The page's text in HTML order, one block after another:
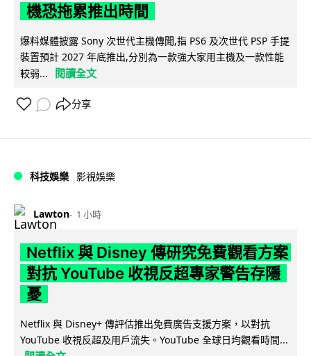
機恐拖累推出時間
爆料媒體披露 Sony 次世代主機傳聞,指 PS6 及次世代 PSP 手提
裝置預計 2027 年底推出,分別為一款強大家用主機及一款性能
較弱...
閱讀全文
分享
科技娛樂 影視娛樂
Lawton 1 小時
Netflix 與 Disney 傳研究免費觀看方案
對抗 YouTube 收視反超專家警告存隱
憂
Netflix 與 Disney+ 傳評估推出免費廣告支援方案，以對抗
YouTube 收視反超及用戶流失。YouTube 全球日均觀看時間...